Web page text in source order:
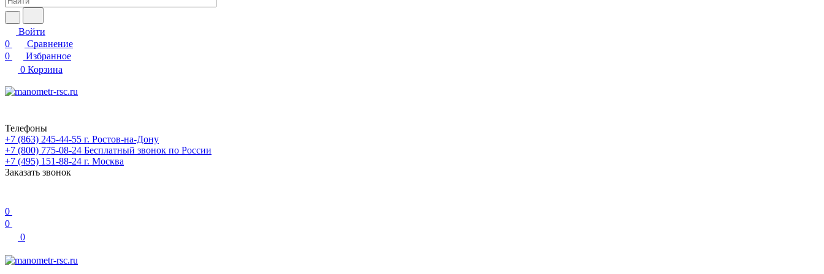
Войти
0
Сравнение
0
Избранное
0 Корзина
Телефоны
+7 (863) 245-44-55 г. Ростов-на-Дону
+7 (800) 775-08-24 Бесплатный звонок по России
+7 (495) 151-88-24 г. Москва
Заказать звонок
0
0
0